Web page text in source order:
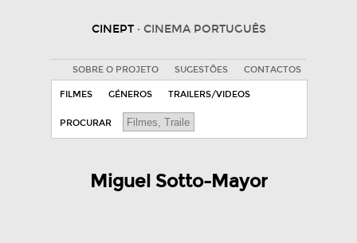
CINEPT · CINEMA PORTUGUÊS
SOBRE O PROJETO SUGESTÕES CONTACTOS
FILMES GÉNEROS TRAILERS/VIDEOS
PROCURAR
Miguel Sotto-Mayor